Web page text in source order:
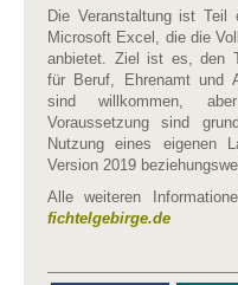
Die Veranstaltung ist Teil
Microsoft Excel, die die
anbietet. Ziel ist es, den
für Beruf, Ehrenamt und
sind willkommen,
Voraussetzung sind
Nutzung eines eigenen
Version 2019
Alle weiteren
fichtelgebirge.de